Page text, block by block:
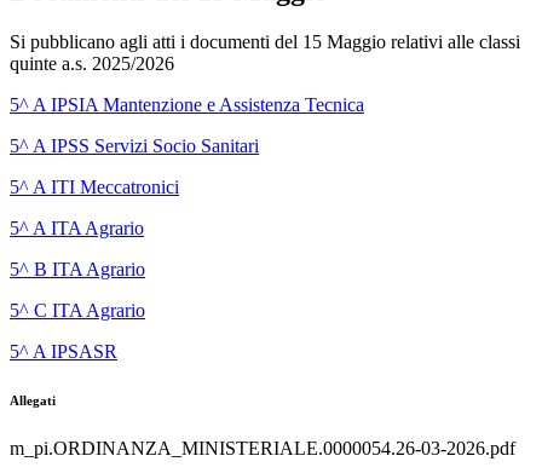
Si pubblicano agli atti i documenti del 15 Maggio relativi alle classi
quinte a.s. 2025/2026
5^ A IPSIA Mantenzione e Assistenza Tecnica
5^ A IPSS Servizi Socio Sanitari
5^ A ITI Meccatronici
5^ A ITA Agrario
5^ B ITA Agrario
5^ C ITA Agrario
5^ A IPSASR
Allegati
m_pi.ORDINANZA_MINISTERIALE.0000054.26-03-2026.pdf